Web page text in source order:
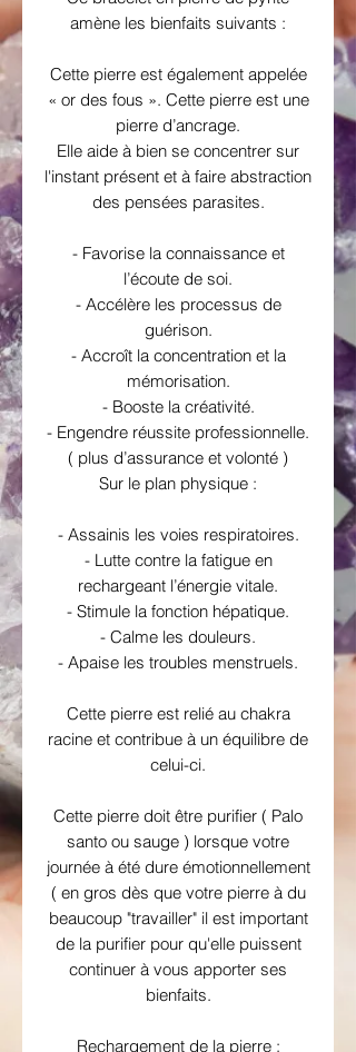
amène les bienfaits suivants :
Cette pierre est également appelée
« or des fous ». Cette pierre est une
pierre d’ancrage.
Elle aide à bien se concentrer sur
l'instant présent et à faire abstraction
des pensées parasites.
- Favorise la connaissance et
l’écoute de soi.
- Accélère les processus de
guérison.
- Accroît la concentration et la
mémorisation.
- Booste la créativité.
- Engendre réussite professionnelle.
( plus d’assurance et volonté )
Sur le plan physique :
- Assainis les voies respiratoires.
- Lutte contre la fatigue en
rechargeant l’énergie vitale.
- Stimule la fonction hépatique.
- Calme les douleurs.
- Apaise les troubles menstruels.
Cette pierre est relié au chakra
racine et contribue à un équilibre de
celui-ci.
Cette pierre doit être purifier ( Palo
santo ou sauge ) lorsque votre
journée à été dure émotionnellement
( en gros dès que votre pierre à du
beaucoup "travailler" il est important
de la purifier pour qu'elle puissent
continuer à vous apporter ses
bienfaits.
Rechargement de la pierre :